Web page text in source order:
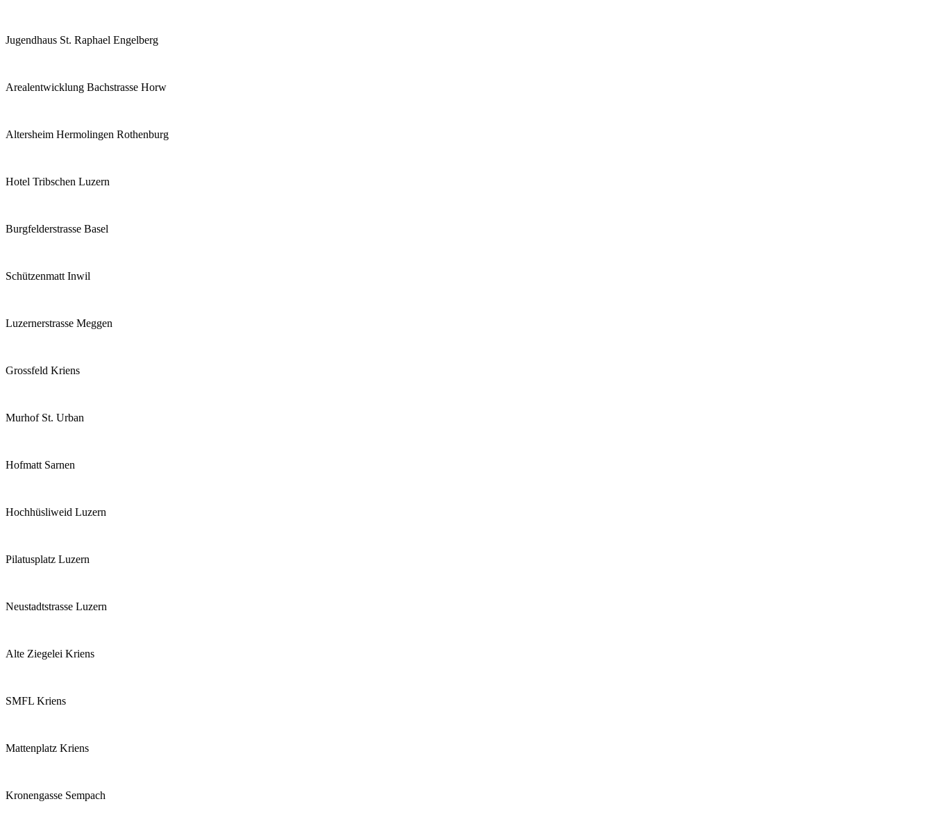
Jugendhaus St. Raphael Engelberg
Arealentwicklung Bachstrasse Horw
Altersheim Hermolingen Rothenburg
Hotel Tribschen Luzern
Burgfelderstrasse Basel
Schützenmatt Inwil
Luzernerstrasse Meggen
Grossfeld Kriens
Murhof St. Urban
Hofmatt Sarnen
Hochhüsliweid Luzern
Pilatusplatz Luzern
Neustadtstrasse Luzern
Alte Ziegelei Kriens
SMFL Kriens
Mattenplatz Kriens
Kronengasse Sempach